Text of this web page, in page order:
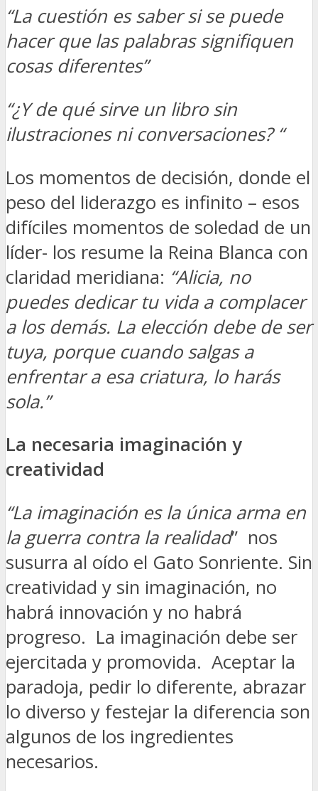
“La cuestión es saber si se puede
hacer que las palabras signifiquen
cosas diferentes”
“¿Y de qué sirve un libro sin
ilustraciones ni conversaciones? “
Los momentos de decisión, donde el
peso del liderazgo es infinito – esos
difíciles momentos de soledad de un
líder- los resume la Reina Blanca con
claridad meridiana: “Alicia, no
puedes dedicar tu vida a complacer
a los demás. La elección debe de ser
tuya, porque cuando salgas a
enfrentar a esa criatura, lo harás
sola.”
La necesaria imaginación y
creatividad
“La imaginación es la única arma en
la guerra contra la realidad” nos
susurra al oído el Gato Sonriente. Sin
creatividad y sin imaginación, no
habrá innovación y no habrá
progreso. La imaginación debe ser
ejercitada y promovida. Aceptar la
paradoja, pedir lo diferente, abrazar
lo diverso y festejar la diferencia son
algunos de los ingredientes
necesarios.